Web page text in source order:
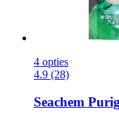
4 opties
4.9 (28)
Seachem